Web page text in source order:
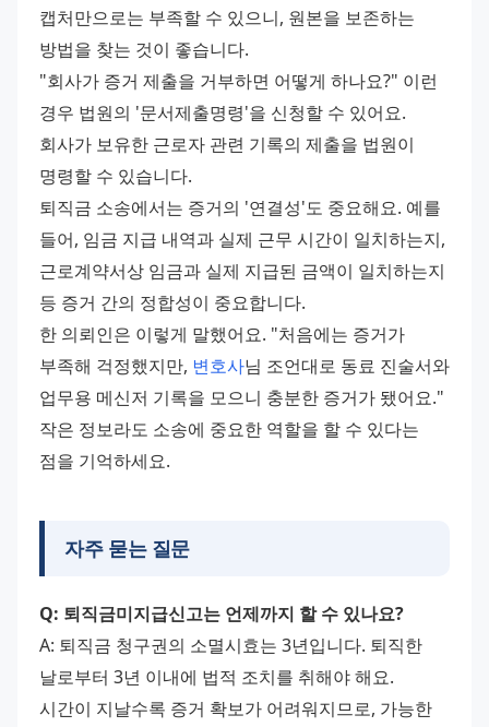
캡처만으로는 부족할 수 있으니, 원본을 보존하는
방법을 찾는 것이 좋습니다.
"회사가 증거 제출을 거부하면 어떻게 하나요?" 이런
경우 법원의 '문서제출명령'을 신청할 수 있어요.
회사가 보유한 근로자 관련 기록의 제출을 법원이
명령할 수 있습니다.
퇴직금 소송에서는 증거의 '연결성'도 중요해요. 예를
들어, 임금 지급 내역과 실제 근무 시간이 일치하는지,
근로계약서상 임금과 실제 지급된 금액이 일치하는지
등 증거 간의 정합성이 중요합니다.
한 의뢰인은 이렇게 말했어요. "처음에는 증거가
부족해 걱정했지만, 변호사님 조언대로 동료 진술서와
업무용 메신저 기록을 모으니 충분한 증거가 됐어요."
작은 정보라도 소송에 중요한 역할을 할 수 있다는
점을 기억하세요.
자주 묻는 질문
Q: 퇴직금미지급신고는 언제까지 할 수 있나요?
A: 퇴직금 청구권의 소멸시효는 3년입니다. 퇴직한
날로부터 3년 이내에 법적 조치를 취해야 해요.
시간이 지날수록 증거 확보가 어려워지므로, 가능한